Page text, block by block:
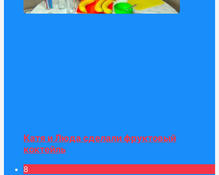
Катя и Люда сделали фруктовый
коктейль
8